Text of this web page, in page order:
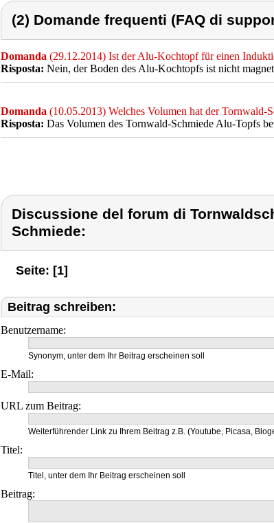
(2) Domande frequenti (FAQ di
Domanda (29.12.2014) Ist der Alu-Kochtopf für einen
Risposta: Nein, der Boden des Alu-Kochtopfs ist nicht
Domanda (10.05.2013) Welches Volumen hat der Tornwald-
Risposta: Das Volumen des Tornwald-Schmiede Alu-Topfs
Discussione del forum di
Schmiede:
Seite: [1]
Beitrag schreiben:
Benutzername:
Synonym, unter dem Ihr Beitrag erscheinen soll
E-Mail:
URL zum Beitrag:
Weiterführender Link zu Ihrem Beitrag z.B. (Youtube, Picasa,
Titel:
Titel, unter dem Ihr Beitrag erscheinen soll
Beitrag: